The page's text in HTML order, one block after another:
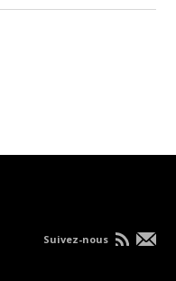
Suivez-nous